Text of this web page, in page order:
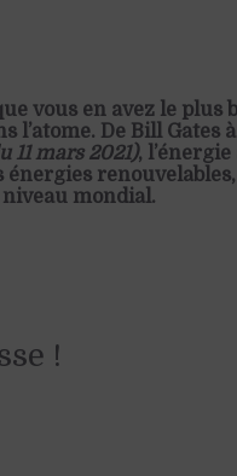
vous en avez le plus
l’atome. De Bill Gates
11 mars 2021),
énergies
niveau mondial.
!